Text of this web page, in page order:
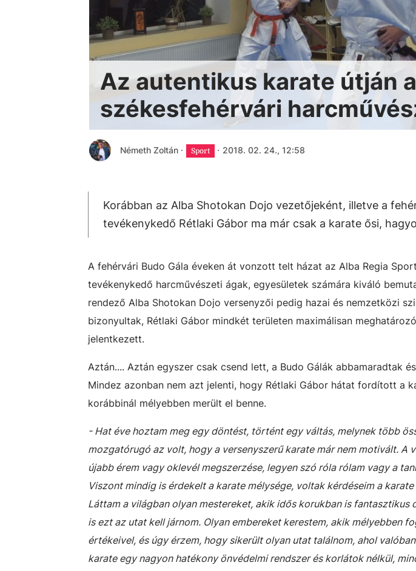
Az autentikus karate útján a
székesfehérvári
Németh Zoltán · Sport · 2018. 02. 24., 12:58
Korábban az Alba Shotokan Dojo vezetőjeként, illetve a
tevékenykedő Rétlaki Gábor ma már csak a karate ősi,
A fehérvári Budo Gála éveken át vonzott telt házat az Alba Regia
tevékenykedő harcművészeti ágak, egyesületek számára kiváló
rendező Alba Shotokan Dojo versenyzői pedig hazai és nemzetközi
bizonyultak, Rétlaki Gábor mindkét területen maximálisan
jelentkezett.
Aztán.... Aztán egyszer csak csend lett, a Budo Gálák abbamaradtak
Mindez azonban nem azt jelenti, hogy Rétlaki Gábor hátat fordított a
korábbinál mélyebben merült el benne.
- Hat éve hoztam meg egy döntést, történt egy váltás, melynek több
mozgatórugó az volt, hogy a versenyszerű karate már nem motivált. A
újabb érem vagy oklevél megszerzése, legyen szó róla rólam vagy a
Viszont mindig is érdekelt a karate mélysége, voltak kérdéseim a
Láttam a világban olyan mestereket, akik idős korukban is fantasztikus
is ezt az utat kell járnom. Olyan embereket kerestem, akik mélyebben
értékeivel, és úgy érzem, hogy sikerült olyan utat találnom, ahol
karate egy nagyon hatékony önvédelmi rendszer és korlátok nélkül,